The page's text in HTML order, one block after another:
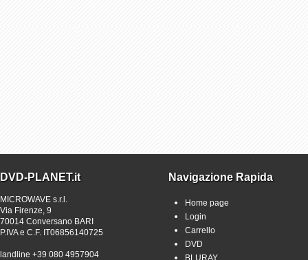
DVD-PLANET.it
MICROWAVE s.r.l.
Via Firenze, 9
70014 Conversano BARI
P.IVA e C.F. IT06856140725
landline +39 080 4957904
Navigazione Rapida
Home page
Login
Carrello
DVD
BLURAY